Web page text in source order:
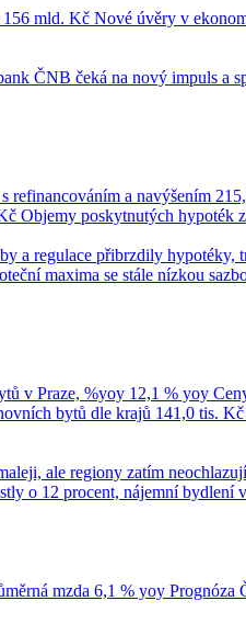
156 mld. Kč Nové úvěry v
ČNB čeká na nový impuls a
refinancováním a navýšením
Objemy poskytnutých hypoték
a regulace přibrzdily hypotéky,
maxima se stále nízkou
v Praze, %yoy 12,1 % yoy
bytů dle krajů 141,0 tis. Kč
ale regiony zatím neochlazují
o 12 procent, nájemní bydlení
mzda 6,1 % yoy Prognóza